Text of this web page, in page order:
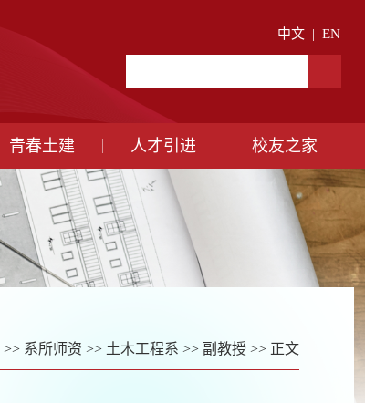
中文 | EN
青春土建 人才引进 校友之家
>> 系所师资 >> 土木工程系 >> 副教授 >> 正文